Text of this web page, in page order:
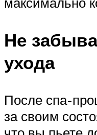
Не
ухода
После спа-
за своим